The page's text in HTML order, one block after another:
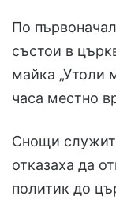
По
състои в
майка „Утоли
часа местно
Снощи
отказаха да
политик до